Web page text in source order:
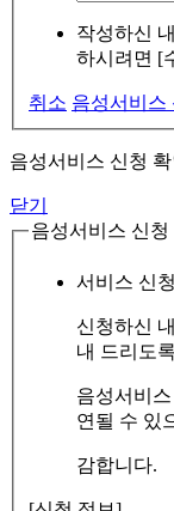
작성하신
하시려면 [
취소 음성서비스
음성서비스 신청 확
닫기
음성서비스 신청
서비스 신
신청하신
내 드리도
음성서비
연될 수 있
감합니다.